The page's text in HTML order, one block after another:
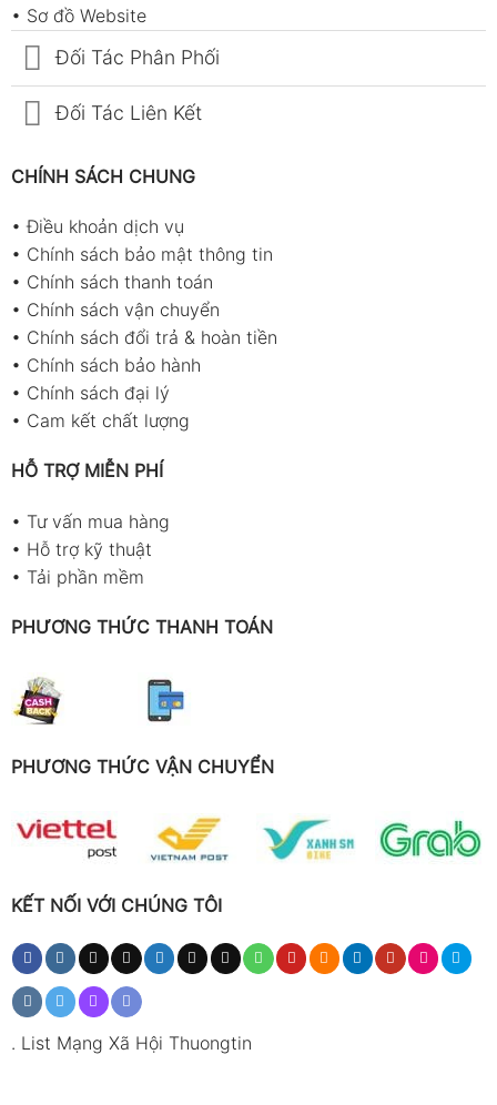
• Sơ đồ Website
Đối Tác Phân Phối
Đối Tác Liên Kết
CHÍNH SÁCH CHUNG
•Điều khoản dịch vụ
• Chính sách bảo mật thông tin
• Chính sách thanh toán
• Chính sách vận chuyển
• Chính sách đổi trả & hoàn tiền
• Chính sách bảo hành
• Chính sách đại lý
• Cam kết chất lượng
HỖ TRỢ MIỄN PHÍ
• Tư vấn mua hàng
• Hỗ trợ kỹ thuật
• Tải phần mềm
PHƯƠNG THỨC THANH TOÁN
PHƯƠNG THỨC VẬN CHUYỂN
KẾT NỐI VỚI CHÚNG TÔI
. List Mạng Xã Hội Thuongtin